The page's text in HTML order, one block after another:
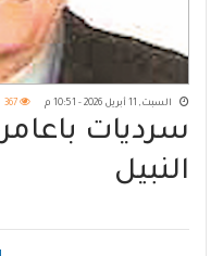
السبت, 11 أبريل 2026 - 10:51 م 367
سرديات
النبيل